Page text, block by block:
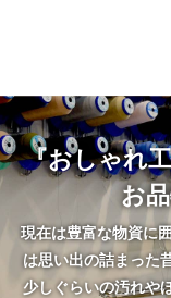
『おしゃれ
お
現在は豊富な物資に
は思い出の詰まった
少しぐらいの汚れや